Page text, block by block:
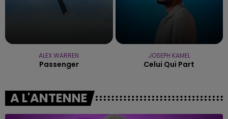
ALEX WARREN
Passenger
JOSEPH KAMEL
Celui Qui Part
A L'ANTENNE